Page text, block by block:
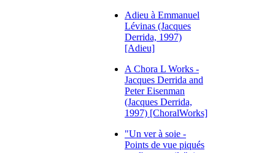
Adieu à Emmanuel
Lévinas (Jacques
Derrida, 1997)
[Adieu]
A Chora L Works -
Jacques Derrida and
Peter Eisenman
(Jacques Derrida,
1997) [ChoralWorks]
"Un ver à soie -
Points de vue piqués